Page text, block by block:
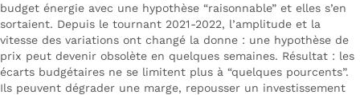
budget énergie avec une hypothèse “raisonnable” et elles s’en
sortaient. Depuis le tournant 2021-2022, l’amplitude et la
vitesse des variations ont changé la donne : une hypothèse de
prix peut devenir obsolète en quelques semaines. Résultat : les
écarts budgétaires ne se limitent plus à “quelques pourcents”.
Ils peuvent dégrader une marge, repousser un investissement